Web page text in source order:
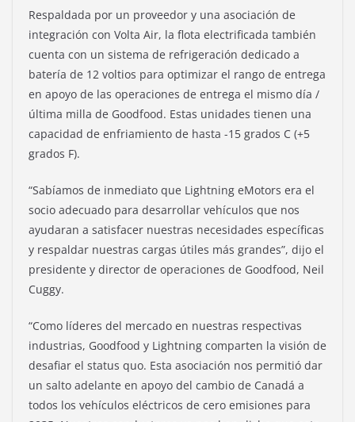
Respaldada por un proveedor y una asociación de
integración con Volta Air, la flota electrificada también
cuenta con un sistema de refrigeración dedicado a
batería de 12 voltios para optimizar el rango de entrega
en apoyo de las operaciones de entrega el mismo día /
última milla de Goodfood. Estas unidades tienen una
capacidad de enfriamiento de hasta -15 grados C (+5
grados F).
“Sabíamos de inmediato que Lightning eMotors era el
socio adecuado para desarrollar vehículos que nos
ayudaran a satisfacer nuestras necesidades específicas
y respaldar nuestras cargas útiles más grandes”, dijo el
presidente y director de operaciones de Goodfood, Neil
Cuggy.
“Como líderes del mercado en nuestras respectivas
industrias, Goodfood y Lightning comparten la visión de
desafiar el status quo. Esta asociación nos permitió dar
un salto adelante en apoyo del cambio de Canadá a
todos los vehículos eléctricos de cero emisiones para